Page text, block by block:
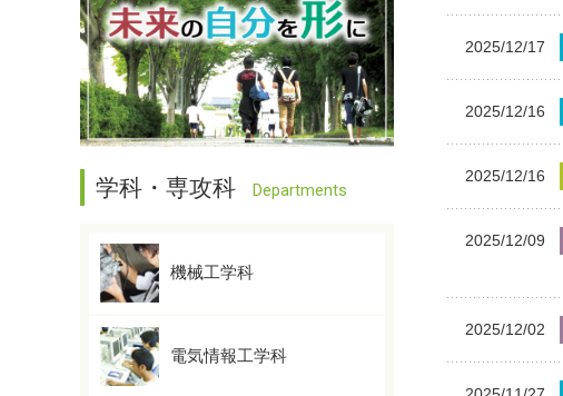
2025/12/17
2025/12/16
2025/12/16
2025/12/09
2025/12/02
学科・専攻科 Departments
機械工学科
電気情報工学科